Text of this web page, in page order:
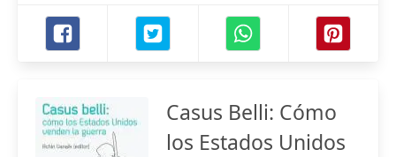
Casus Belli: Cómo
los Estados Unidos